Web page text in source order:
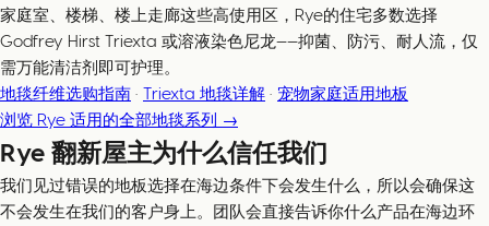
家庭室、楼梯、楼上走廊这些高使用区，Rye的住宅多数选择
Godfrey Hirst Triexta 或溶液染色尼龙——抑菌、防污、耐人流，仅
需万能清洁剂即可护理。
地毯纤维选购指南 · Triexta 地毯详解 · 宠物家庭适用地板
浏览 Rye 适用的全部地毯系列 →
Rye 翻新屋主为什么信任我们
我们见过错误的地板选择在海边条件下会发生什么，所以会确保这
不会发生在我们的客户身上。团队会直接告诉你什么产品在海边环